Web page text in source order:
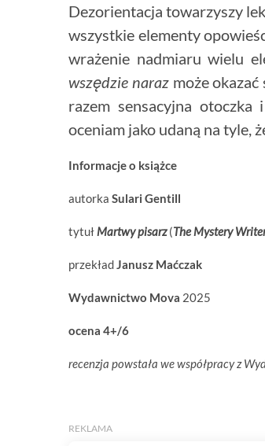
Dezorientacja towarzyszy
wszystkie elementy
wrażenie nadmiaru wielu
wszędzie narazmoże okazać
razem sensacyjna
oceniam jako udaną na tyle,
Informacje o książce
autorka Sulari Gentill
tytułMartwy pisarz(The Mystery
przekładJanusz Maćczak
Wydawnictwo Mova 2025
ocena 4+/6
recenzja powstała we współpracy z